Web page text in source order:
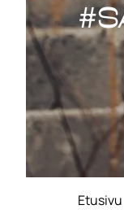
Etusivu